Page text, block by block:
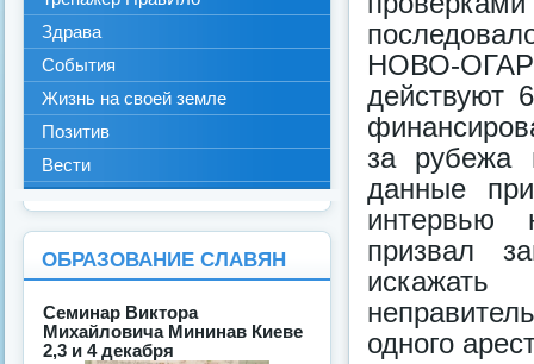
НОВО-
действуют
за рубежа
данные
интервью
призвал
одного
Здрава
События
Жизнь на своей земле
Позитив
Вести
ОБРАЗОВАНИЕ СЛАВЯН
Семинар Виктора
Михайловича Мининав Киеве
2,3 и 4 декабря